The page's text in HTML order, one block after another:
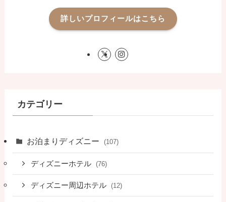
詳しいプロフィールはこちら
カテゴリー
お泊まりディズニー (107)
ディズニーホテル (76)
ディズニー周辺ホテル (12)